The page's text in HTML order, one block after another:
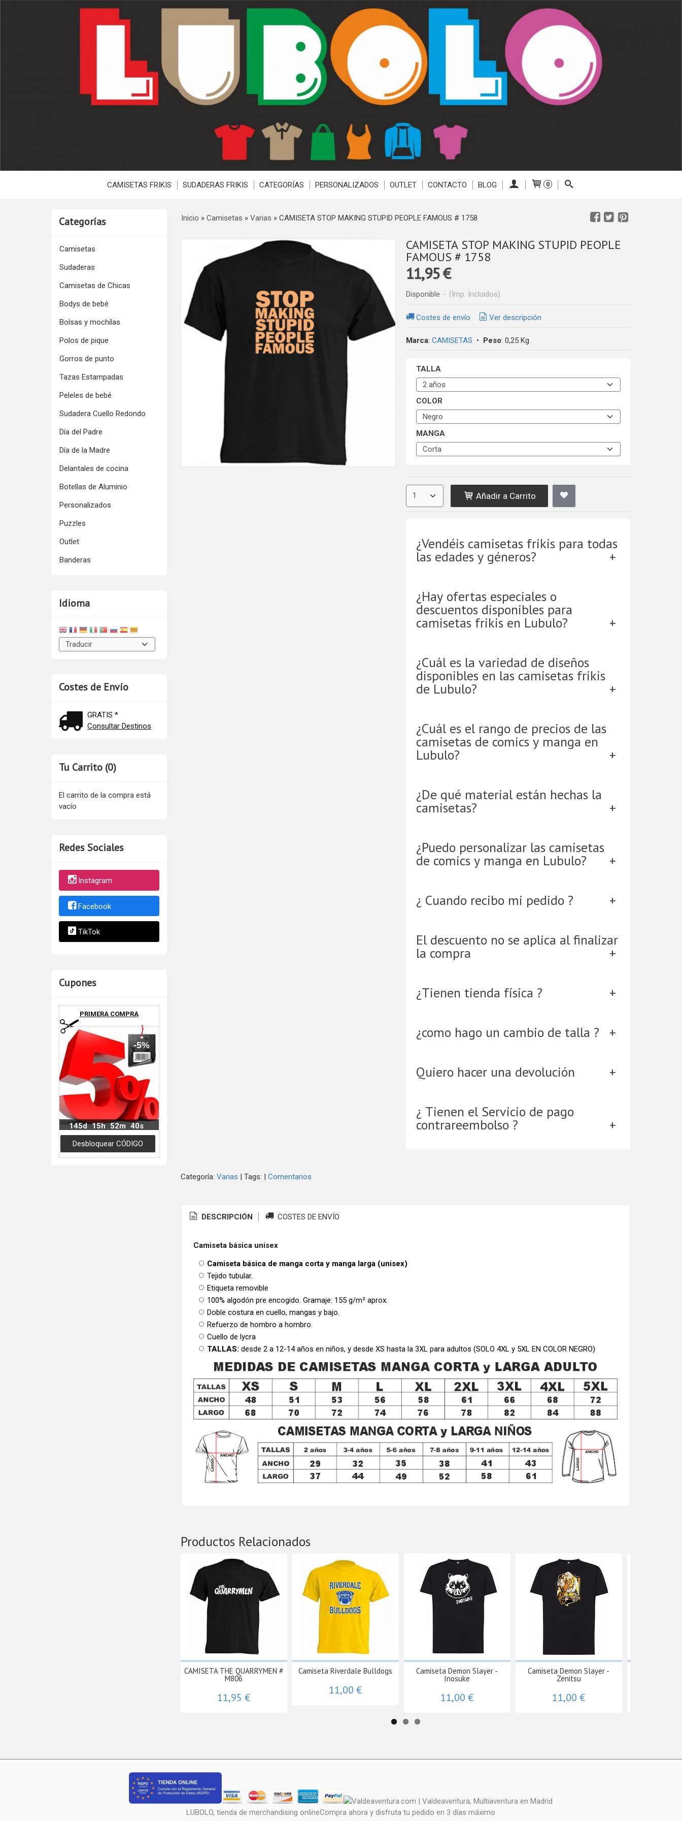
CAMISETAS FRIKIS SUDADERAS FRIKIS CATEGORÍAS PERSONALIZADOS OUTLET CONTACTO BLOG 0
Categorías
Camisetas
Sudaderas
Camisetas de Chicas
Bodys de bebé
Bolsas y mochilas
Polos de pique
Gorros de punto
Tazas Estampadas
Peleles de bebé
Sudadera Cuello Redondo
Día del Padre
Día de la Madre
Delantales de cocina
Botellas de Aluminio
Personalizados
Puzzles
Outlet
Banderas
Idioma
Costes de Envío
GRATIS *
Consultar Destinos
Tu Carrito (0)
El carrito de la compra está
vacío
Redes Sociales
Instagram
Facebook
TikTok
Cupones
PRIMERA COMPRA
-5%
145d 15h 52m 39s
Inicio » Camisetas » Varias » CAMISETA STOP MAKING STUPID PEOPLE FAMOUS # 1758
CAMISETA STOP MAKING STUPID PEOPLE
FAMOUS # 1758
11,95 €
Disponible - (Imp. Incluidos)
Costes de envío Ver descripción
Marca: CAMISETAS • Peso: 0,25 Kg
TALLA
COLOR
MANGA
Añadir a Carrito
¿Vendéis camisetas frikis para todas
las edades y géneros?
¿Hay ofertas especiales o
descuentos disponibles para
camisetas frikis en Lubulo?
¿Cuál es la variedad de diseños
disponibles en las camisetas frikis
de Lubulo?
¿Cuál es el rango de precios de las
camisetas de comics y manga en
Lubulo?
¿De qué material están hechas la
camisetas?
¿Puedo personalizar las camisetas
de comics y manga en Lubulo?
¿ Cuando recibo mi pedido ?
El descuento no se aplica al finalizar
la compra
¿Tienen tienda física ?
¿como hago un cambio de talla ?
Quiero hacer una devolución
¿ Tienen el Servicio de pago
contrareembolso ?
Categoría: Varias | Tags: | Comentarios
DESCRIPCIÓN COSTES DE ENVÍO
Camiseta básica unisex
Camiseta básica de manga corta y manga larga (unisex)
Tejido tubular.
Etiqueta removible
100% algodón pre encogido. Gramaje: 155 g/m² aprox.
Doble costura en cuello, mangas y bajo.
Refuerzo de hombro a hombro.
Cuello de lycra
TALLAS: desde 2 a 12-14 años en niños, y desde XS hasta la 3XL para adultos (SOLO 4XL y 5XL EN COLOR NEGRO)
Productos Relacionados
CAMISETA THE QUARRYMEN #
M806
11,95 €
Camiseta Riverdale Bulldogs
11,00 €
Camiseta Demon Slayer -
Inosuke
11,00 €
Camiseta Demon Slayer -
Zenitsu
11,00 €
LUBOLO, tienda de merchandising onlineCompra ahora y disfruta tu pedido en 3 días máximo